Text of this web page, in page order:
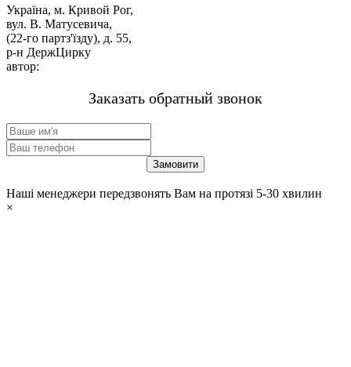
Україна, м. Кривой Рог,
вул. В. Матусевича,
(22-го партз'їзду), д. 55,
р-н ДержЦирку
автор:
Заказать обратный звонок
Наші менеджери передзвонять Вам на протязі 5-30 хвилин
×